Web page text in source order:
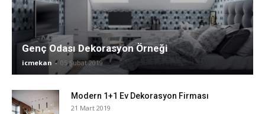
Genç Odası Dekorasyon Örneği
icmekan - 05 Şubat 2019
Modern 1+1 Ev Dekorasyon Firması
21 Mart 2019